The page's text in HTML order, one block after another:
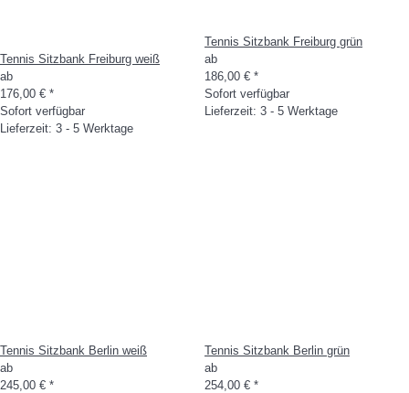
Tennis Sitzbank Freiburg weiß
ab
176,00 € *
Sofort verfügbar
Lieferzeit: 3 - 5 Werktage
Tennis Sitzbank Freiburg grün
ab
186,00 € *
Sofort verfügbar
Lieferzeit: 3 - 5 Werktage
Tennis Sitzbank Berlin weiß
ab
245,00 € *
Tennis Sitzbank Berlin grün
ab
254,00 € *